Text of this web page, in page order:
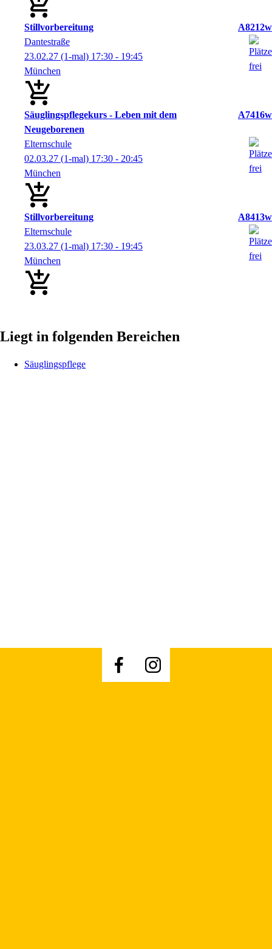
Stillvorbereitung
A8212w
Dantestraße
23.02.27 (1-mal) 17:30 - 19:45
München
Säuglingspflegekurs - Leben mit dem
Neugeborenen
A7416w
Elternschule
02.03.27 (1-mal) 17:30 - 20:45
München
Stillvorbereitung
A8413w
Elternschule
23.03.27 (1-mal) 17:30 - 19:45
München
Liegt in folgenden Bereichen
Säuglingspflege